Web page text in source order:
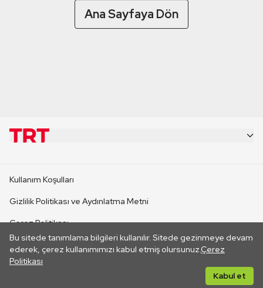
Ana Sayfaya Dön
Bu sitede tanımlama bilgileri kullanılır. Sitede gezinmeye devam
ederek, çerez kullanımımızı kabul etmiş olursunuz.Çerez
Politikası
Kabul et
CANLI YAYINLAR
Kullanım Koşulları
Gizlilik Politikası ve Aydınlatma Metni
Çerez Politikası
İletişim
Her hakkı saklıdır. ©2026 TRT. Bağlantı yoluyla gidilen dış